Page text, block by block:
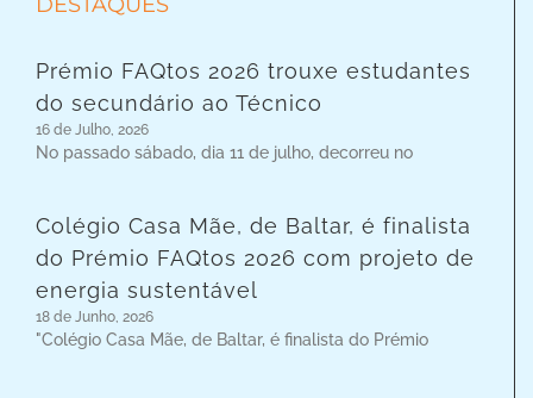
Prémio FAQtos 2026 trouxe estudantes
do secundário ao Técnico
16 de Julho, 2026
No passado sábado, dia 11 de julho, decorreu no
Colégio Casa Mãe, de Baltar, é finalista
do Prémio FAQtos 2026 com projeto de
energia sustentável
18 de Junho, 2026
"Colégio Casa Mãe, de Baltar, é finalista do Prémio